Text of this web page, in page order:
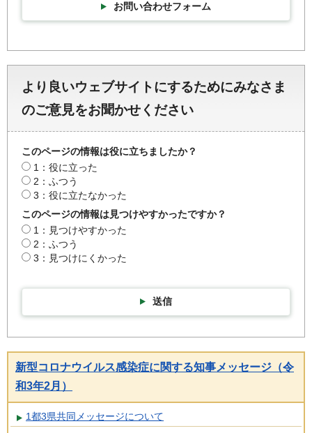
お問い合わせフォーム
より良いウェブサイトにするためにみなさま
のご意見をお聞かせください
このページの情報は役に立ちましたか？
1：役に立った
2：ふつう
3：役に立たなかった
このページの情報は見つけやすかったですか？
1：見つけやすかった
2：ふつう
3：見つけにくかった
送信
新型コロナウイルス感染症に関する知事メッセージ（令
和3年2月）
1都3県共同メッセージについて